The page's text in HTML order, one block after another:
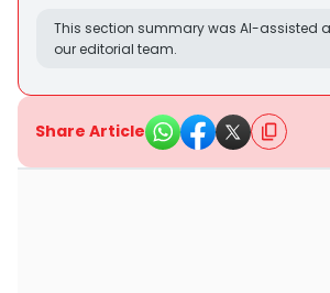
This section summary was AI-assisted
our editorial team.
Share Article